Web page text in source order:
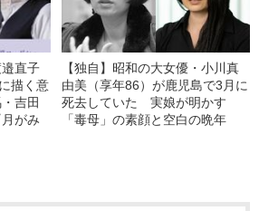
邉直子
描く意
吉田
がみ
【独自】昭和の大女優・小川真
由美（享年86）が鹿児島で3月に
死去していた 実娘が明かす
「毒母」の素顔と空白の晩年